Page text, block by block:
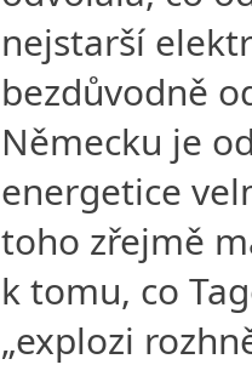
nejstarší
bezdůvodně
Německu je
energetice
toho zřejmě
k tomu, co
„explozi